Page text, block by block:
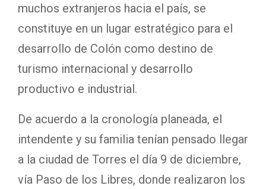
muchos extranjeros hacia el país, se
constituye en un lugar estratégico para el
desarrollo de Colón como destino de
turismo internacional y desarrollo
productivo e industrial.
De acuerdo a la cronología planeada, el
intendente y su familia tenían pensado llegar
a la ciudad de Torres el día 9 de diciembre,
vía Paso de los Libres, donde realizaron los